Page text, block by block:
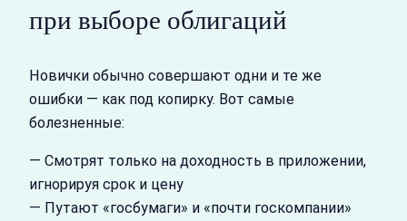
при выборе облигаций
Новички обычно совершают одни и те же
ошибки — как под копирку. Вот самые
болезненные:
— Смотрят только на доходность в приложении,
игнорируя срок и цену
— Путают «госбумаги» и «почти госкомпании»